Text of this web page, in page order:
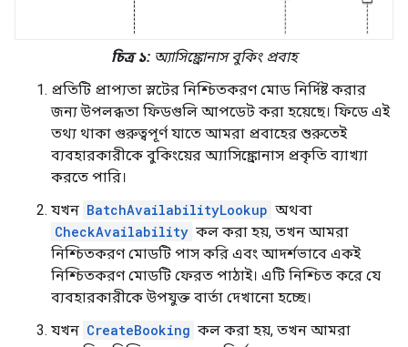
চিত্র ১:অ্যাসিঙ্ক্রোনাস বুকিং প্রবাহ
প্রতিটি প্রাপ্যতা স্লটের নিশ্চিতকরণ মোড নির্দিষ্ট করার
জন্য উপলব্ধতা ফিডগুলি আপডেট করা হয়েছে। ফিডে এই
তথ্য থাকা গুরুত্বপূর্ণ যাতে আমরা প্রবাহের শুরুতেই
ব্যবহারকারীকে বুকিংয়ের অ্যাসিঙ্ক্রোনাস প্রকৃতি ব্যাখ্যা
করতে পারি।
যখন BatchAvailabilityLookup অথবা
CheckAvailability কল করা হয়, তখন আমরা
নিশ্চিতকরণ মোডটি পাস করি এবং আদর্শভাবে একই
নিশ্চিতকরণ মোডটি ফেরত পাঠাই। এটি নিশ্চিত করে যে
ব্যবহারকারীকে উপযুক্ত বার্তা দেখানো হচ্ছে।
যখন CreateBooking কল করা হয়, তখন আমরা